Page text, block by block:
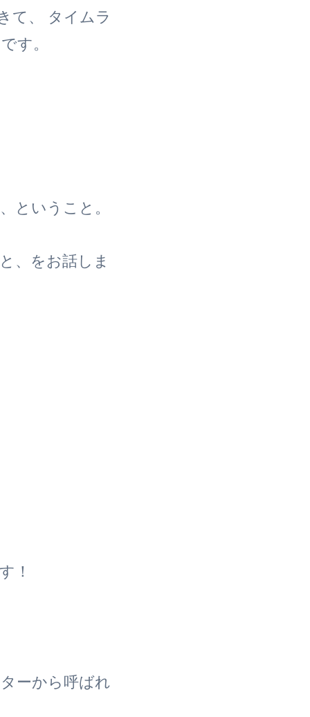
て、 タイムラ
す。
ということ。
、をお話しま
！
ーから呼ばれ